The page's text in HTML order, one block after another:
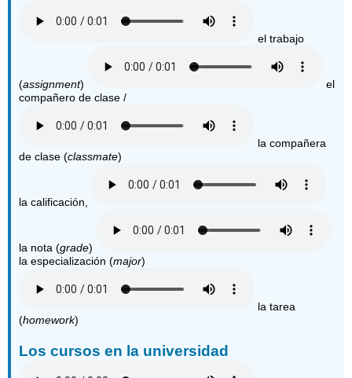
el trabajo
(assignment)
el
compañero de clase /
la compañera
de clase (classmate)
la calificación,
la nota (grade)
la especialización (major)
la tarea
(homework)
Los cursos en la universidad